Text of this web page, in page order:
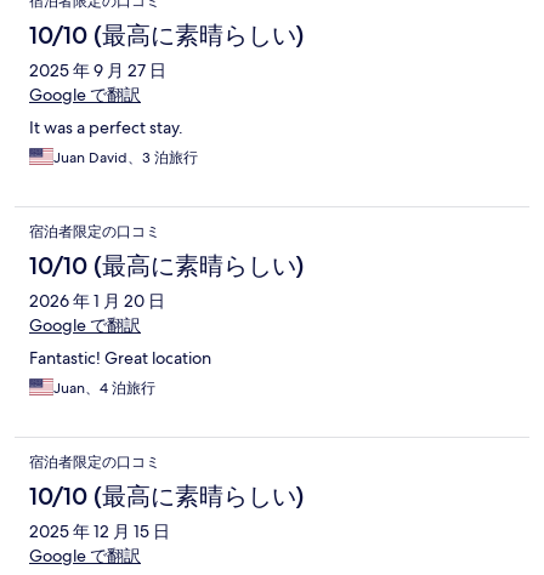
10/10 (最高に素晴らしい)
2025 年 9 月 27 日
Google で翻訳
It was a perfect stay.
Juan David、3 泊旅行
宿泊者限定の口コミ
10/10 (最高に素晴らしい)
2026 年 1 月 20 日
Google で翻訳
Fantastic! Great location
Juan、4 泊旅行
宿泊者限定の口コミ
10/10 (最高に素晴らしい)
2025 年 12 月 15 日
Google で翻訳